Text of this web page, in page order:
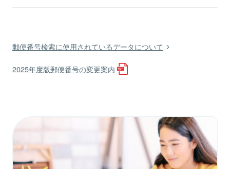
郵便番号検索に使用されているデータについて
2025年度版郵便番号の変更案内